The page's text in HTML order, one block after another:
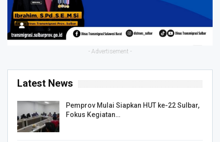
- Advertisement -
Latest News
Pemprov Mulai Siapkan HUT ke-22 Sulbar,
Fokus Kegiatan…